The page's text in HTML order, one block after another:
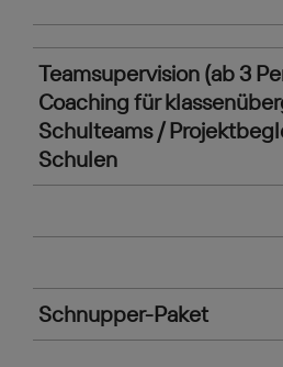
Teamsupervision (ab 3
Coaching für
Schulteams /
Schulen
Schnupper-Paket